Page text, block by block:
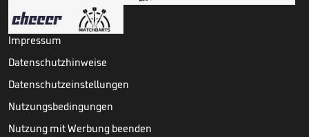
Impressum
Datenschutzhinweise
Datenschutzeinstellungen
Nutzungsbedingungen
Nutzung mit Werbung beenden